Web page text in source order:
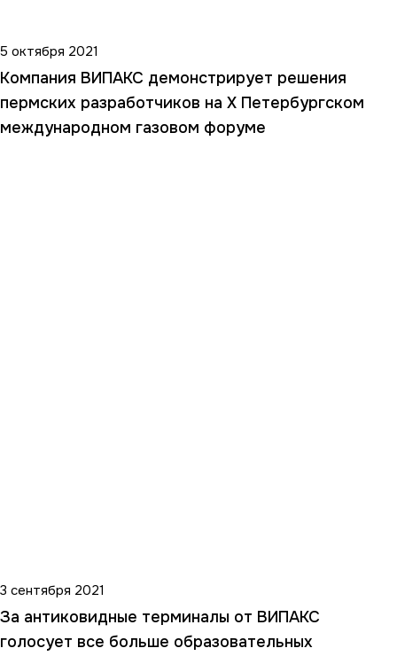
5 октября 2021
Компания ВИПАКС демонстрирует решения
пермских разработчиков на X Петербургском
международном газовом форуме
3 сентября 2021
За антиковидные терминалы от ВИПАКС
голосует все больше образовательных